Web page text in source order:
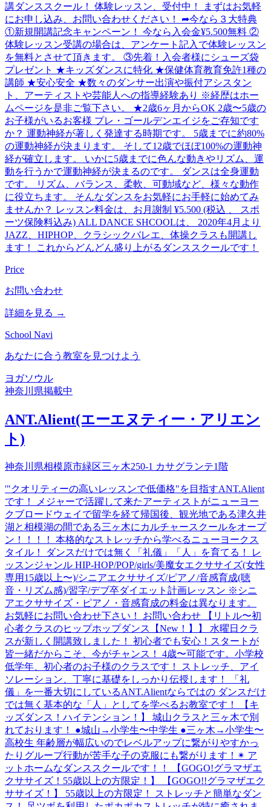
講ダンススクール！ 体験レッスン、受付中！ まずはお気軽
にお申し込み、お問い合わせください！ ➦今なら３大特典
①新規開講記念キャンペーン！ 今なら入会金¥5.500無料 ②
体験レッスン受講の場合は、アンケート記入で体験レッスン
を無料とさせて頂きます。 ③先着！入会者様にシューズ袋
プレゼント ★キッズダンスに特化 ★保健体育教育免許1種の
講師 ★安心安全 ★数々のダンサー出演や振付アシスタン
ト、アーティストや芸能人への指導経験あり ※経歴はホー
ムページを是非ご覧下さい。 ★2歳6ヶ月からOK 2歳〜5歳の
お子様がいるお客様 プレ・ゴールデンエイジをご存知です
か？ 運動神経が著しく発達する時期です。 5歳までに約80%
の運動神経が決まります。 そして12歳でほぼ100%の運動神
経が確立します。 いかに5歳までに色んな動きやリズム、運
動を行うかで運動神経が決まるのです。 ダンスは全身運動
です。 リズム、バランス、柔軟、可動域など、様々な動作
に役立ちます。 そんなダンスをお気軽にお手軽に始めてみ
ませんか？ レッスン料金は、お月謝制 ¥5.500 (税込 、 スポ
ーツ保険料込み) ALL DANCE SHCOOLは、 2020年4月より
JAZZ、HIPHOP、クラシックバレエ、体操クラスも開講し
ます！ これからどんどん盛り上がるダンススクールです！
Price
お問い合わせ
詳細を見る →
School Navi
あなたに合う教室を見つけよう
ヨガソウル
神奈川県掲載中
ANT.Alient(エーエヌティー・アリエン
ト)
神奈川県相模原市緑区三ヶ木250-1 カサグランテ1階
'"クオリティーの高いレッスンで低価格"を目指すANT.Alient
です！ メジャーで活躍して来たアーティストがニューヨー
クブロードウェイで留学を経て帰国後、観光地である津久井
湖と相模湖の間である三ヶ木にカルチャースクールをオープ
ン！！！！ 本格的なストレッチから学べるニューヨークス
タイル！ ダンスだけでは無く「礼儀」「人」を育てる！ レ
ッスンジャンル HIP-HOP/POP/girls/美魔女エクササイズ(女性
専用15歳以上〜)/シニアエクササイズ/ピアノ/音感育成(聴
音・リズム感)/習字/デブ卒ダイエット計画レッスン ※シニ
アエクササイズ・ピアノ・音感育成の料金は異なります。
お気軽にお問い合わせ下さい！ お問い合わせ 【リトル〜初
心者クラスのヒップホップダンス【New！】】 水曜日クラ
スが新しく開講致しました！ 初心者でも安心！スタートが
皆一緒だからこそ、今がチャンス！ 4歳〜可能です。小学校
低学年、初心者のお子様のクラスです！ ストレッチ、アイ
ソレーション、丁寧に基礎をしっかり伝授します！ 「礼
儀」を一番大切にしているANT.Alientならではの ダンスだけ
では無く基本的な「人」としてを学べるお教室です！ 【キ
ッズダンス！ハイテンション！】 城山クラスと三ヶ木で別
れております！ ●城山→小学生〜中学生 ●三ヶ木→小学生〜
高校生 年齢層が幅広いのでレベルアップに繋がりやすかっ
たりグループ行動が苦手な子の克服にも繋がります！✴︎ ア
ットホームなダンススクールです！！ 【GOGO!グラマザエ
クササイズ！55歳以上の方限定！】 【GOGO!!グラマザエク
ササイズ！】 55歳以上の方限定！ ストレッチと簡単なダン